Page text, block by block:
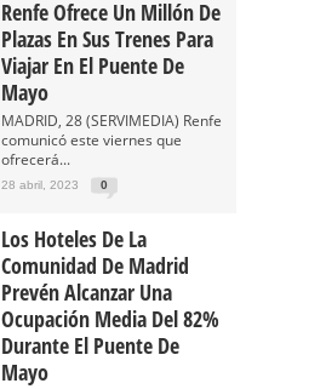
Renfe Ofrece Un Millón De
Plazas En Sus Trenes Para
Viajar En El Puente De
Mayo
MADRID, 28 (SERVIMEDIA) Renfe
comunicó este viernes que
ofrecerá...
28 abril, 2023 0
Los Hoteles De La
Comunidad De Madrid
Prevén Alcanzar Una
Ocupación Media Del 82%
Durante El Puente De
Mayo